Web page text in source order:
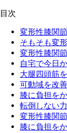
目次
変形性膝関
そもそも変
変形性膝関
自宅で今日
大腿四頭筋
可動域を改
膝に負担を
転倒しない
変形性膝関
膝に負担を